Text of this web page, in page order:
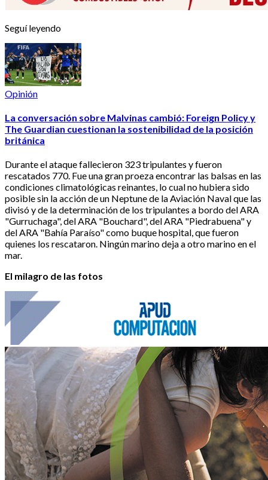
Seguí leyendo
Opinión
La conversación sobre Malvinas cambió: Foreign Policy y
The Guardian cuestionan la sostenibilidad de la posición
británica
Durante el ataque fallecieron 323 tripulantes y fueron
rescatados 770. Fue una gran proeza encontrar las balsas en las
condiciones climatológicas reinantes, lo cual no hubiera sido
posible sin la acción de un Neptune de la Aviación Naval que las
divisó y de la determinación de los tripulantes a bordo del ARA
"Gurruchaga", del ARA "Bouchard", del ARA "Piedrabuena" y
del ARA "Bahía Paraíso" como buque hospital, que fueron
quienes los rescataron. Ningún marino deja a otro marino en el
mar.
El milagro de las fotos